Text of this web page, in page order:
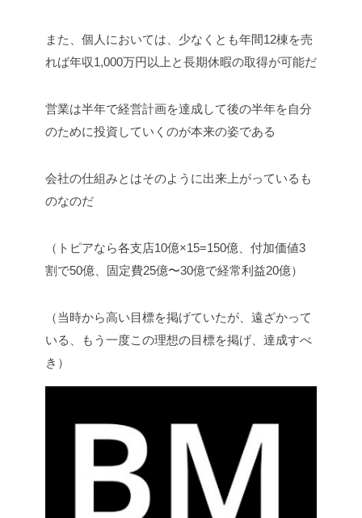
また、個人においては、少なくとも年間12棟を売
れば年収1,000万円以上と長期休暇の取得が可能だ
営業は半年で経営計画を達成して後の半年を自分
のために投資していくのが本来の姿である
会社の仕組みとはそのように出来上がっているも
のなのだ
（トピアなら各支店10億×15=150億、付加価値3
割で50億、固定費25億〜30億で経常利益20億）
（当時から高い目標を掲げていたが、遠ざかって
いる、もう一度この理想の目標を掲げ、達成すべ
き）